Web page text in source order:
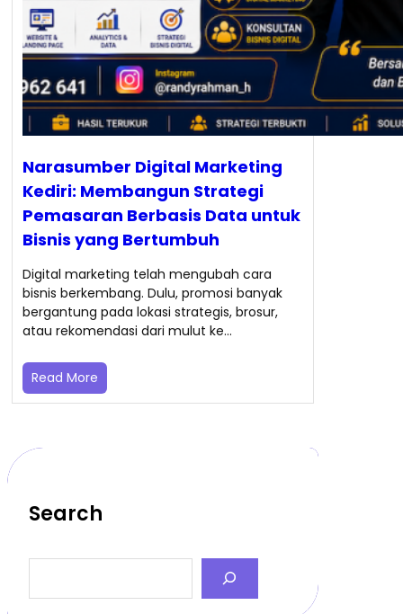
Narasumber Digital Marketing
Kediri: Membangun Strategi
Pemasaran Berbasis Data untuk
Bisnis yang Bertumbuh
Digital marketing telah mengubah cara
bisnis berkembang. Dulu, promosi banyak
bergantung pada lokasi strategis, brosur,
atau rekomendasi dari mulut ke…
Read More
Search
a